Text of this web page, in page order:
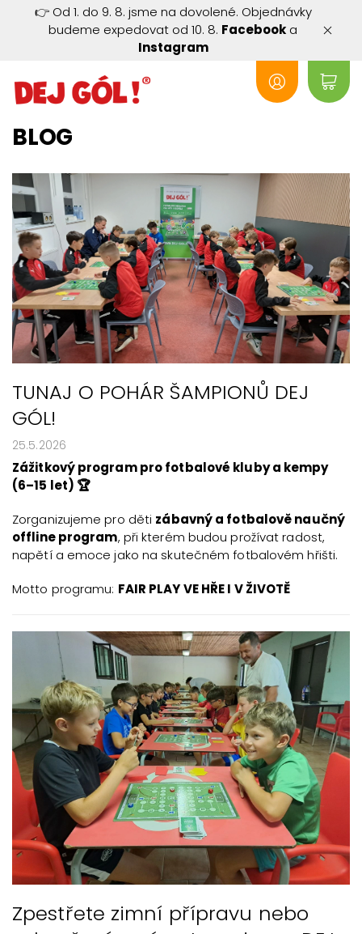
👉 Od 1. do 9. 8. jsme na dovolené. Objednávky
budeme expedovat od 10. 8. Facebook a
Instagram
BLOG
TUNAJ O POHÁR ŠAMPIONŮ DEJ
GÓL!
25.5.2026
Zážitkový program pro fotbalové kluby a kempy
(6–15 let) 🏆
Zorganizujeme pro děti zábavný a fotbalově naučný
offline program, při kterém budou prožívat radost,
napětí a emoce jako na skutečném fotbalovém hřišti.
Motto programu: FAIR PLAY VE HŘE I V ŽIVOTĚ
Zpestřete zimní přípravu nebo